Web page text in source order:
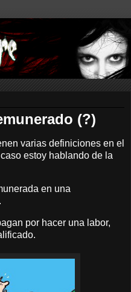
(?)
varias definiciones en el
estoy hablando de la
en una
por hacer una labor,